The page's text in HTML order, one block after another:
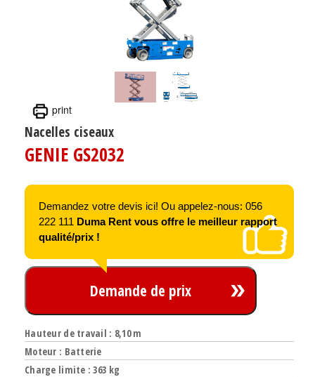
print
Nacelles ciseaux
GENIE GS2032
Demandez votre devis ici! Ou appelez-nous: 056
222 111 Duma Rent vous offre le meilleur rapport
qualité/prix !
Demande de prix
Hauteur de travail : 8,10 m
Moteur : Batterie
Charge limite : 363 kg